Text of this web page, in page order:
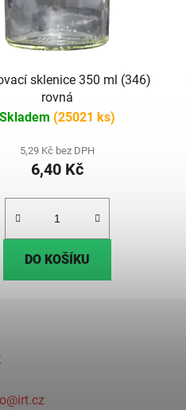
sklenice 350 ml (346)
rovná
Skladem (25021 ks)
5,29 Kč bez DPH
6,40 Kč
DO KOŠÍKU
@irt.cz